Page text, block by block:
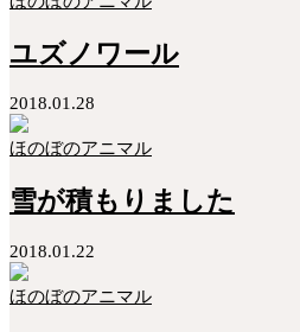
ユズノワール
2018.01.28
ほのぼのアニマル
雪が積もりました
2018.01.22
ほのぼのアニマル